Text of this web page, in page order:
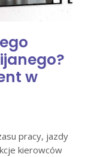
w
pracy, jazdy
kierowców